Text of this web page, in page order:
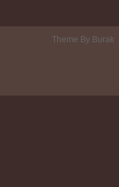
Theme By Burak